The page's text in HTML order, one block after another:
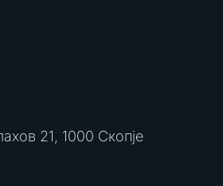
21, 1000 Скопје